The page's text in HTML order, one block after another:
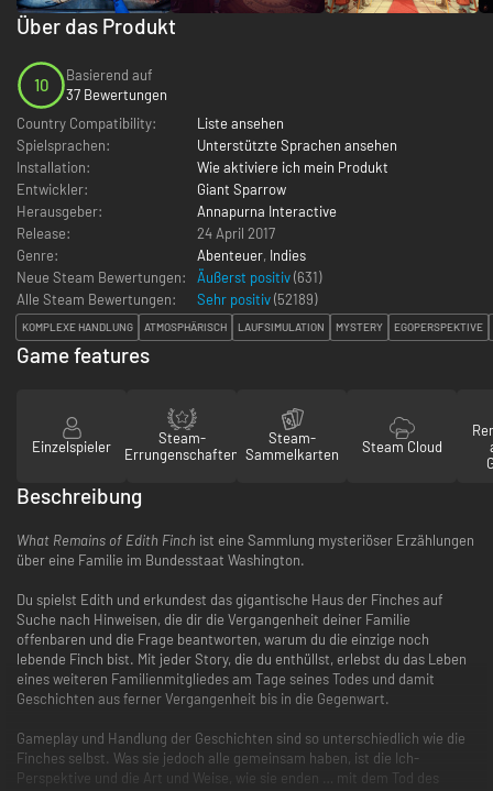
Über das Produkt
10
Basierend auf
37 Bewertungen
Country Compatibility:
Liste ansehen
Spielsprachen:
Unterstützte Sprachen ansehen
Installation:
Wie aktiviere ich mein Produkt
Entwickler:
Giant Sparrow
Herausgeber:
Annapurna Interactive
Release:
24 April 2017
Genre:
Abenteuer, Indies
Neue Steam Bewertungen:
Äußerst positiv(631)
Alle Steam Bewertungen:
Sehr positiv(52189)
KOMPLEXE HANDLUNG ATMOSPHÄRISCH LAUFSIMULATION MYSTERY EGOPERSPEKTIVE
Game features
Einzelspieler
Steam-
Errungenschaften
Steam-
Sammelkarten
Steam Cloud
Beschreibung
What Remains of Edith Finch ist eine Sammlung mysteriöser Erzählungen
über eine Familie im Bundesstaat Washington.
Du spielst Edith und erkundest das gigantische Haus der Finches auf
Suche nach Hinweisen, die dir die Vergangenheit deiner Familie
offenbaren und die Frage beantworten, warum du die einzige noch
lebende Finch bist. Mit jeder Story, die du enthüllst, erlebst du das Leben
eines weiteren Familienmitgliedes am Tage seines Todes und damit
Geschichten aus ferner Vergangenheit bis in die Gegenwart.
Gameplay und Handlung der Geschichten sind so unterschiedlich wie die
Finches selbst. Was sie jedoch alle gemeinsam haben, ist die Ich-
Perspektive und die Art und Weise, wie sie enden … mit dem Tod des